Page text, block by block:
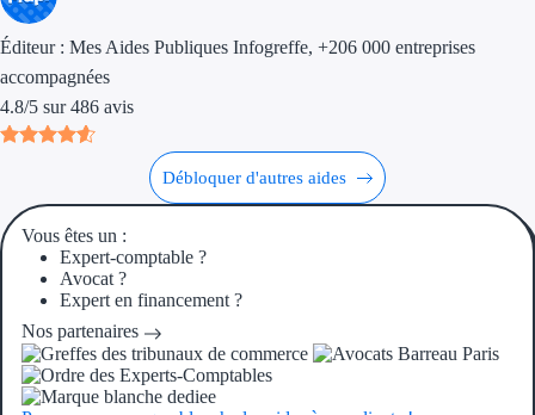
Aides Région
Aides Région
Éditeur : Mes Aides Publiques Infogreffe, +206 000 entreprises
accompagnées
4.8/5 sur 486 avis
Débloquer d'autres aides
Vous êtes un :
Expert-comptable ?
Avocat ?
Expert en financement ?
Nos partenaires